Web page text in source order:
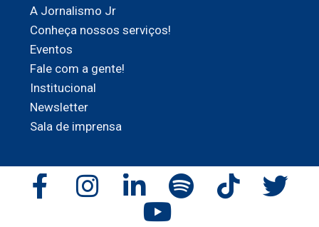
A Jornalismo Jr
Conheça nossos serviços!
Eventos
Fale com a gente!
Institucional
Newsletter
Sala de imprensa